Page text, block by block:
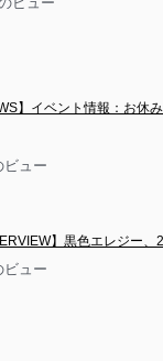
】イベント情報：お休
ビュー
】黒色エレジー
ビュー